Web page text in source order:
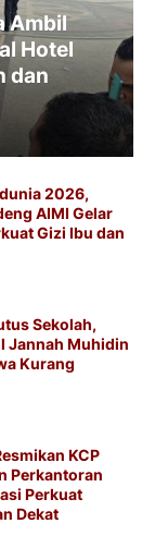
Ambil
Hotel
dan
2026,
AIMI Gelar
Gizi Ibu dan
Sekolah,
Jannah Muhidin
Kurang
KCP
Perkantoran
Perkuat
Dekat